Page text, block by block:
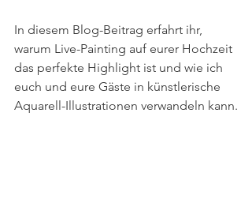
In diesem Blog-Beitrag erfahrt ihr,
warum Live-Painting auf eurer Hochzeit
das perfekte Highlight ist und wie ich
euch und eure Gäste in künstlerische
Aquarell-Illustrationen verwandeln kann.